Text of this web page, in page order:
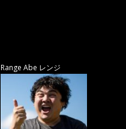
Range Abe レンジ